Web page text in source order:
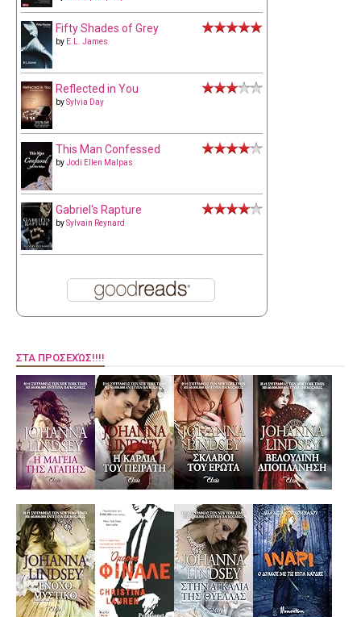
Fifty Shades of Grey
by E.L. James
Reflected in You
bySylvia Day
This Man Confessed
byJodi Ellen Malpas
Gabriel's Rapture
bySylvain Reynard
ΣΤΑ ΠΡΟΣΕΧΏΣ!!!!